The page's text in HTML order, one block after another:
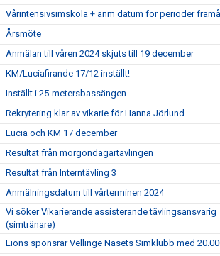
Vårintensivsimskola + anm datum för perioder
Årsmöte
Anmälan till våren 2024 skjuts till 19 december
KM/Luciafirande 17/12 inställt!
Inställt i 25-metersbassängen
Rekrytering klar av vikarie för Hanna Jörlund
Lucia och KM 17 december
Resultat från morgondagartävlingen
Resultat från Interntävling 3
Anmälningsdatum till vårterminen 2024
Vi söker Vikarierande assisterande tävlingsansvarig
(simtränare)
Lions sponsrar Vellinge Näsets Simklubb med